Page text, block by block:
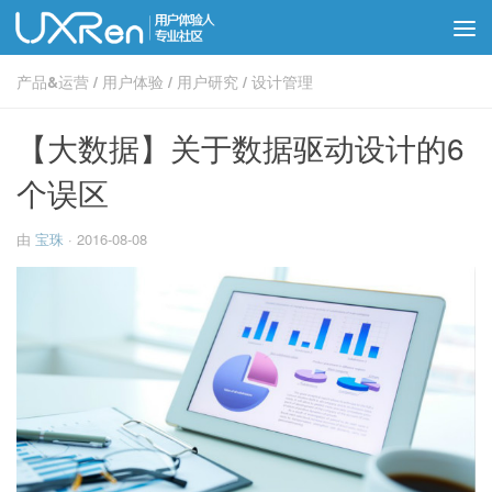
产品&运营 / 用户体验 / 用户研究 / 设计管理
【大数据】关于数据驱动设计的6
个误区
由 宝珠 · 2016-08-08